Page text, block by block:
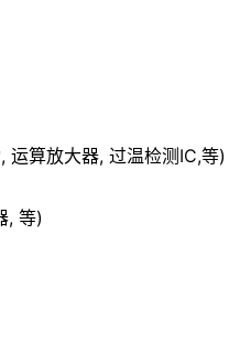
运算放大器, 过温检测IC,等)
, 等)